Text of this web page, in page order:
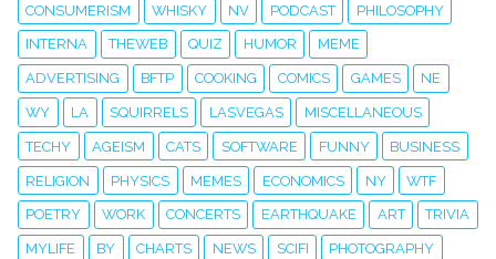
CONSUMERISM WHISKY NV PODCAST PHILOSOPHY
INTERNA THEWEB QUIZ HUMOR MEME
ADVERTISING BFTP COOKING COMICS GAMES NE
WY LA SQUIRRELS LASVEGAS MISCELLANEOUS
TECHY AGEISM CATS SOFTWARE FUNNY BUSINESS
RELIGION PHYSICS MEMES ECONOMICS NY WTF
POETRY WORK CONCERTS EARTHQUAKE ART TRIVIA
MYLIFE BY CHARTS NEWS SCIFI PHOTOGRAPHY